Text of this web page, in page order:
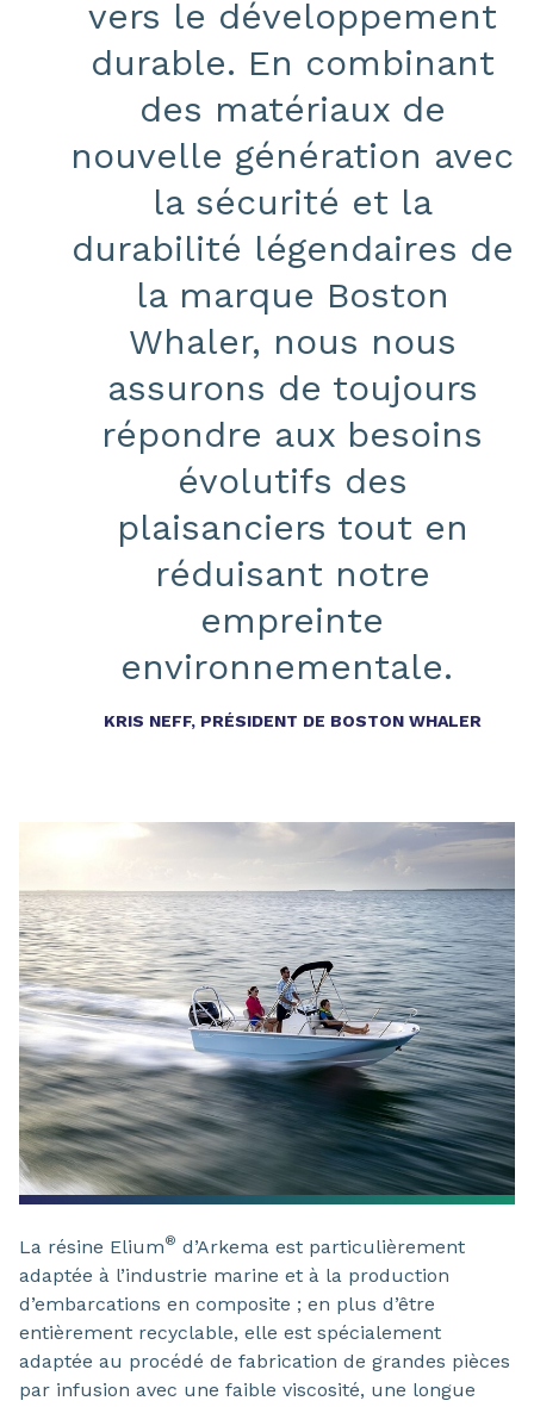
vers le développement
durable. En combinant
des matériaux de
nouvelle génération avec
la sécurité et la
durabilité légendaires de
la marque Boston
Whaler, nous nous
assurons de toujours
répondre aux besoins
évolutifs des
plaisanciers tout en
réduisant notre
empreinte
environnementale.
KRIS NEFF, PRÉSIDENT DE BOSTON WHALER
La résine Elium® d’Arkema est particulièrement
adaptée à l’industrie marine et à la production
d’embarcations en composite ; en plus d’être
entièrement recyclable, elle est spécialement
adaptée au procédé de fabrication de grandes pièces
par infusion avec une faible viscosité, une longue